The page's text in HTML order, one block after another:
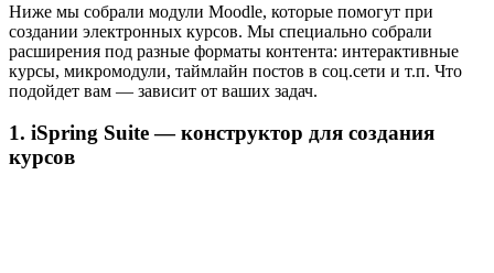
Ниже мы собрали модули Moodle, которые помогут при
создании электронных курсов. Мы специально собрали
расширения под разные форматы контента: интерактивные
курсы, микромодули, таймлайн постов в соц.сети и т.п. Что
подойдет вам — зависит от ваших задач.
1. iSpring Suite — конструктор для создания
курсов